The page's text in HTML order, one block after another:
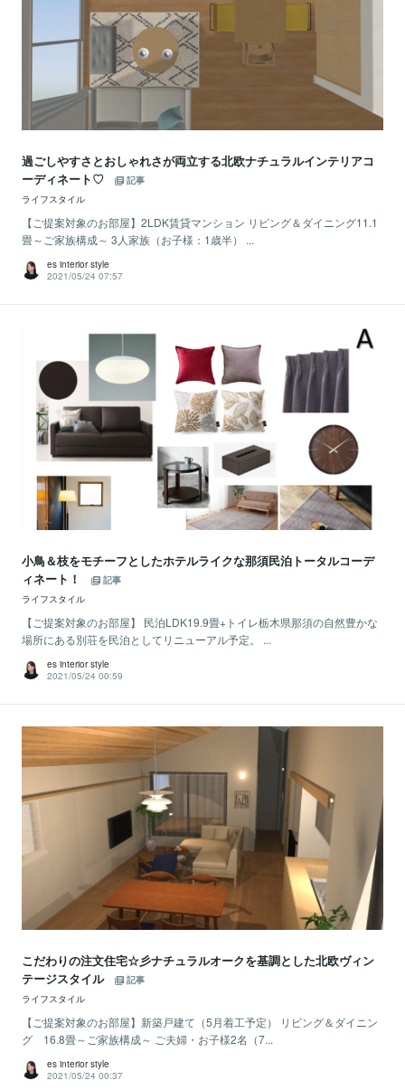
過ごしやすさとおしゃれさが両立する北欧ナチュラルインテリアコ
ーディネート♡
記事
ライフスタイル
【ご提案対象のお部屋】2LDK賃貸マンション リビング＆ダイニング11.1
畳～ご家族構成～ 3人家族（お子様：1歳半） ...
es interior style
2021/05/24 07:57
小鳥＆枝をモチーフとしたホテルライクな那須民泊トータルコーデ
ィネート！
記事
ライフスタイル
【ご提案対象のお部屋】 民泊LDK19.9畳+トイレ栃木県那須の自然豊かな
場所にある別荘を民泊としてリニューアル予定。 ...
es interior style
2021/05/24 00:59
こだわりの注文住宅☆彡ナチュラルオークを基調とした北欧ヴィン
テージスタイル
記事
ライフスタイル
【ご提案対象のお部屋】新築戸建て（5月着工予定） リビング＆ダイニン
グ 16.8畳～ご家族構成～ ご夫婦・お子様2名（7...
es interior style
2021/05/24 00:37